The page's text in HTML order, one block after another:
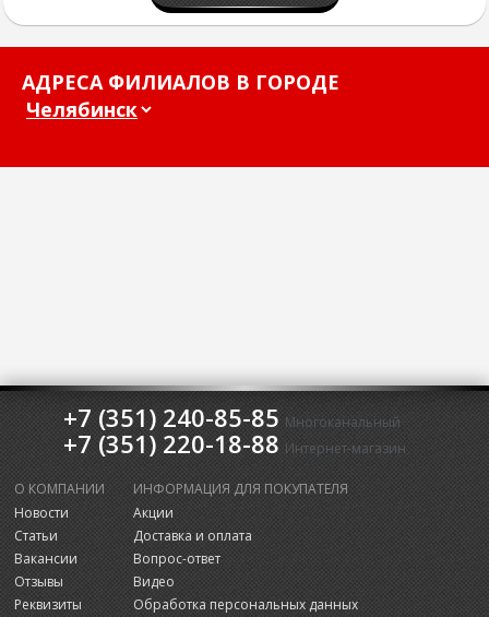
АДРЕСА ФИЛИАЛОВ В ГОРОДЕ
+7 (351) 240-85-85 Многоканальный
+7 (351) 220-18-88 Интернет-магазин
О КОМПАНИИ
Новости
Статьи
Вакансии
Отзывы
Реквизиты
ИНФОРМАЦИЯ ДЛЯ ПОКУПАТЕЛЯ
Акции
Доставка и оплата
Вопрос-ответ
Видео
Обработка персональных данных